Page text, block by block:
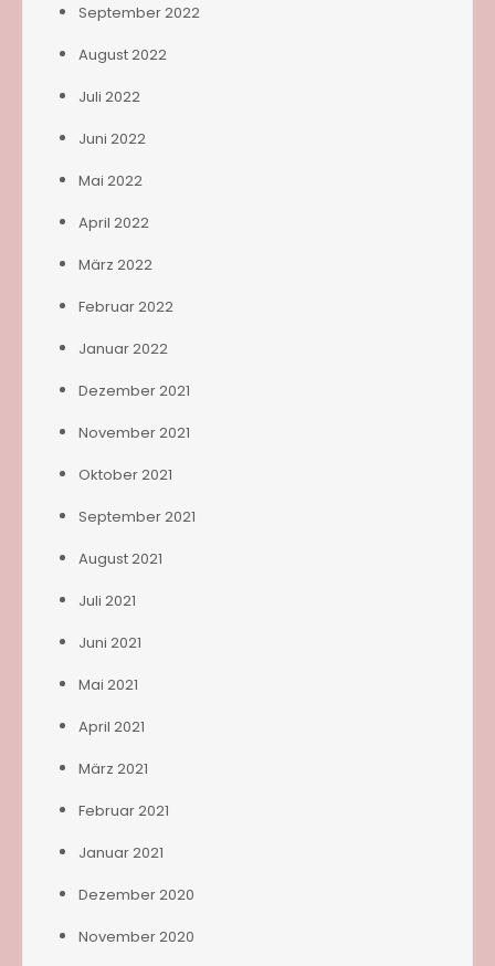
September 2022
August 2022
Juli 2022
Juni 2022
Mai 2022
April 2022
März 2022
Februar 2022
Januar 2022
Dezember 2021
November 2021
Oktober 2021
September 2021
August 2021
Juli 2021
Juni 2021
Mai 2021
April 2021
März 2021
Februar 2021
Januar 2021
Dezember 2020
November 2020